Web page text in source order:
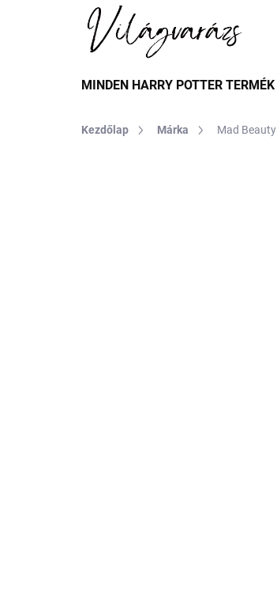
MINDEN HARRY POTTER TERMÉK
Kezdőlap Márka Mad Beauty